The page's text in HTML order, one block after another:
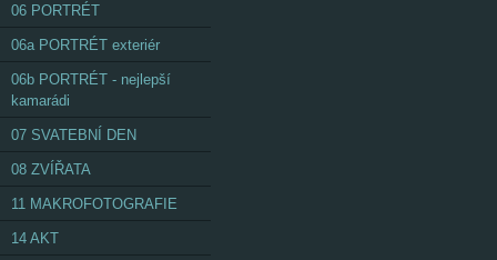
06 PORTRÉT
06a PORTRÉT exteriér
06b PORTRÉT - nejlepší
kamarádi
07 SVATEBNÍ DEN
08 ZVÍŘATA
11 MAKROFOTOGRAFIE
14 AKT